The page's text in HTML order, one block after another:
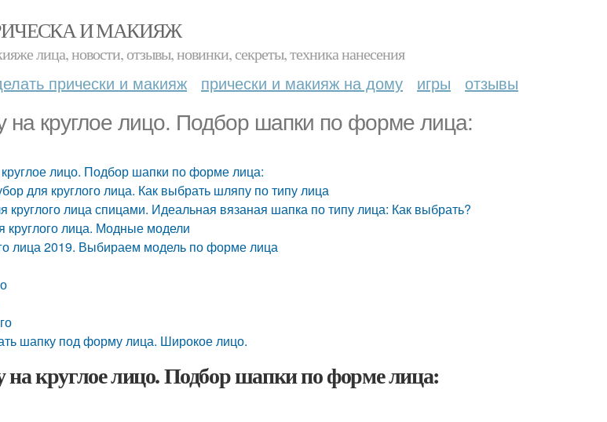
И МАКИЯЖ
лица, новости, отзывы, новинки, секреты, техника нанесения
прически и макияж прически и макияж на дому игры отзывы
на круглое лицо. Подбор шапки по форме лица:
лицо. Подбор шапки по форме лица:
для круглого лица. Как выбрать шляпу по типу лица
круглого лица спицами. Идеальная вязаная шапка по типу лица: Как выбрать?
круглого лица. Модные модели
лица 2019. Выбираем модель по форме лица
шапку под форму лица. Широкое лицо.
на круглое лицо. Подбор шапки по форме лица: